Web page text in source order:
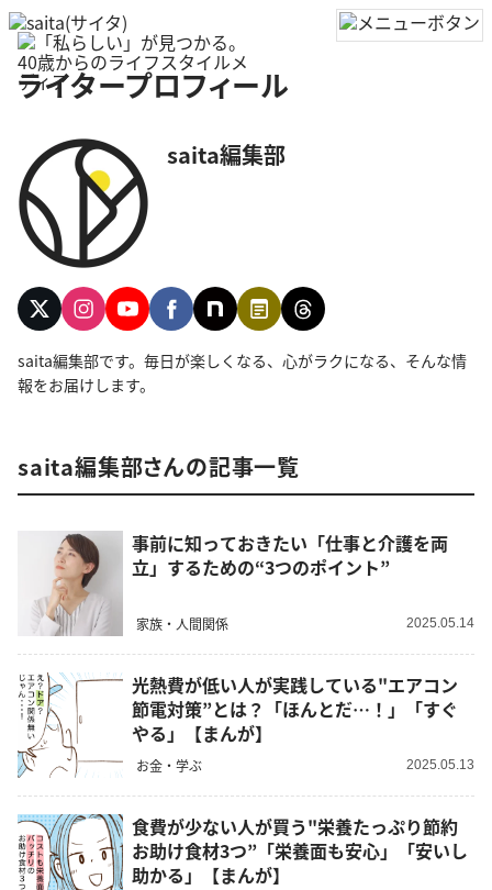
ライタープロフィール
saita編集部
saita編集部です。毎日が楽しくなる、心がラクになる、そんな情
報をお届けします。
saita編集部さんの記事一覧
事前に知っておきたい「仕事と介護を両
立」するための“3つのポイント”
家族・人間関係 2025.05.14
光熱費が低い人が実践している"エアコン
節電対策”とは？「ほんとだ…！」「すぐ
やる」【まんが】
お金・学ぶ 2025.05.13
食費が少ない人が買う"栄養たっぷり節約
お助け食材3つ”「栄養面も安心」「安いし
助かる」【まんが】